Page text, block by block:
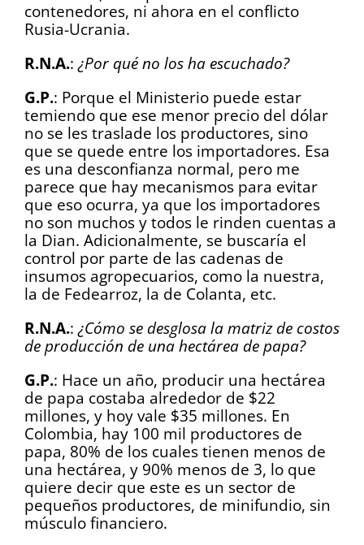
contenedores, ni ahora en el conflicto
Rusia-Ucrania.
R.N.A.: ¿Por qué no los ha escuchado?
G.P.: Porque el Ministerio puede estar
temiendo que ese menor precio del dólar
no se les traslade los productores, sino
que se quede entre los importadores. Esa
es una desconfianza normal, pero me
parece que hay mecanismos para evitar
que eso ocurra, ya que los importadores
no son muchos y todos le rinden cuentas a
la Dian. Adicionalmente, se buscaría el
control por parte de las cadenas de
insumos agropecuarios, como la nuestra,
la de Fedearroz, la de Colanta, etc.
R.N.A.: ¿Cómo se desglosa la matriz de costos
de producción de una hectárea de papa?
G.P.: Hace un año, producir una hectárea
de papa costaba alrededor de $22
millones, y hoy vale $35 millones. En
Colombia, hay 100 mil productores de
papa, 80% de los cuales tienen menos de
una hectárea, y 90% menos de 3, lo que
quiere decir que este es un sector de
pequeños productores, de minifundio, sin
músculo financiero.